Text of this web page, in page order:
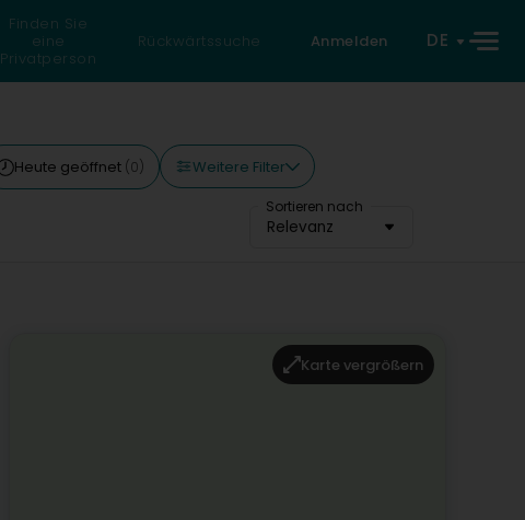
Finden Sie
eine
Privatperson
Rückwärtssuche Anmelden DE
Heute geöffnet (0) Weitere Filter
Sortieren nach
Relevanz
Karte vergrößern